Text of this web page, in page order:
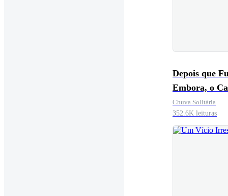
Depois que
Embora, o
Ficou Louco
Chuva Solitária
352.6K leituras